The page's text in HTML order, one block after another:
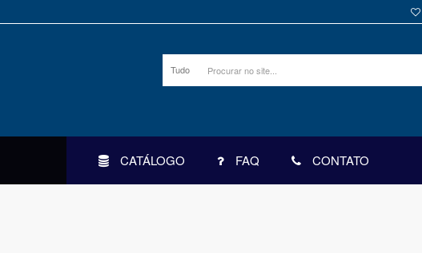
Tudo
CATÁLOGO FAQ CONTATO